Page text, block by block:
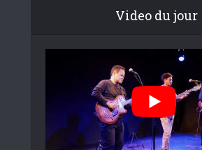
Video du jour